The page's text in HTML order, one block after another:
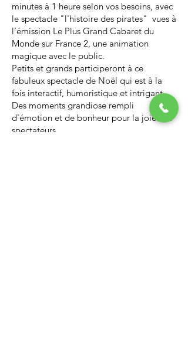
minutes à 1 heure selon vos besoins, avec
le spectacle "l'histoire des pirates" vues à
l’émission Le Plus Grand Cabaret du
Monde sur France 2, une animation
magique avec le public.
Petits et grands participeront à ce
fabuleux spectacle de Noël qui est à la
fois interactif, humoristique et intrigant.
Des moments grandiose rempli
d'émotion et de bonheur pour la joie des
spectateurs.